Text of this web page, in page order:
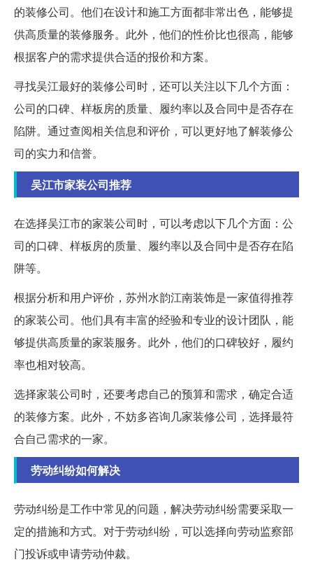
的装修公司。他们在设计和施工方面都非常出色，能够提
供高质量的装修服务。此外，他们的性价比也很高，能够
根据客户的需求提供合适的报价和方案。
寻找吴江最好的装修公司时，还可以关注以下几个方面：
公司的口碑、样板房的质量、履约率以及合同中是否存在
陷阱。通过查阅相关信息和评价，可以更好地了解装修公
司的实力和信誉。
吴江市家装公司推荐
在选择吴江市的家装公司时，可以考虑以下几个方面：公
司的口碑、样板房的质量、履约率以及合同中是否存在陷
阱等。
根据分析和用户评价，苏州水韵江南装饰是一家值得推荐
的家装公司。他们具有丰富的经验和专业的设计团队，能
够提供高质量的家装服务。此外，他们的口碑较好，履约
率也相对较高。
选择家装公司时，还要考虑自己的预算和需求，确定合适
的装修方案。此外，不妨多咨询几家装修公司，选择最符
合自己需求的一家。
劳动纠纷如何解决
劳动纠纷是工作中常见的问题，解决劳动纠纷需要采取一
定的措施和方式。对于劳动纠纷，可以选择向劳动监察部
门投诉或申请劳动仲裁。